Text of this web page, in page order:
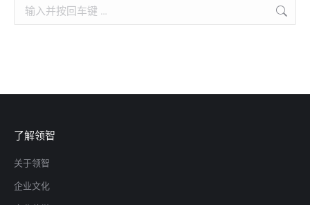
了解领智
关于领智
企业文化